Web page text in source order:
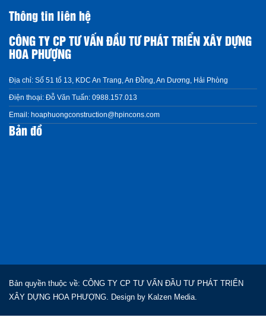
Thông tin liên hệ
CÔNG TY CP TƯ VẤN ĐẦU TƯ PHÁT TRIỂN XÂY DỰNG
HOA PHƯỢNG
Địa chỉ: Số 51 tổ 13, KDC An Trang, An Đồng, An Dương, Hải Phòng
Điện thoại: Đỗ Văn Tuấn: 0988.157.013
Email: hoaphuongconstruction@hpincons.com
Bản đồ
Bản quyền thuộc về: CÔNG TY CP TƯ VẤN ĐẦU TƯ PHÁT TRIỂN
XÂY DỰNG HOA PHƯỢNG. Design by Kalzen Media.